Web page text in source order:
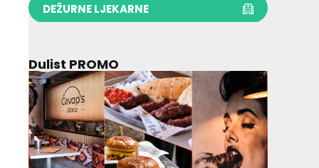
DEŽURNE LJEKARNE
Dulist PROMO